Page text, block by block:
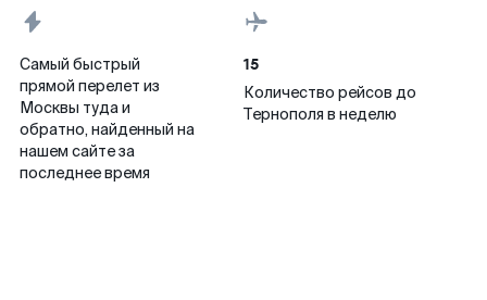
Самый быстрый
прямой перелет из
Москвы туда и
обратно, найденный на
нашем сайте за
последнее время
15
Количество рейсов до
Тернополя в неделю